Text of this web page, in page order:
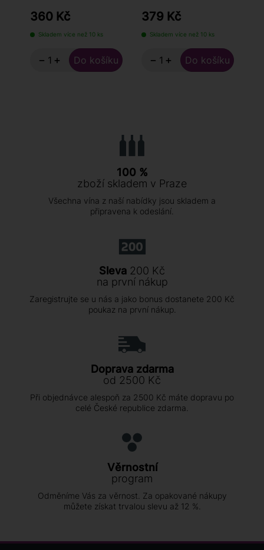
360 Kč
Skladem více než 10 ks
− +
379 Kč
Skladem více než 10 ks
− +
100 %
zboží skladem v Praze
Všechna vína z naší nabídky jsou skladem a
připravena k odeslání.
Sleva 200 Kč
na první nákup
Zaregistrujte se u nás a jako bonus dostanete 200 Kč
poukaz na první nákup.
Doprava zdarma
od 2500 Kč
Při objednávce alespoň za 2500 Kč máte dopravu po
celé České republice zdarma.
Věrnostní
program
Odměníme Vás za věrnost. Za opakované nákupy
můžete získat trvalou slevu až 12 %.